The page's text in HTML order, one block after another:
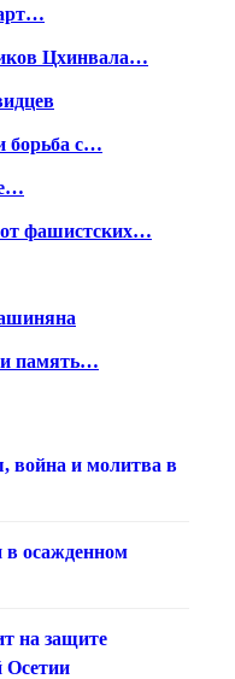
Цхинвала…
борьба с…
от фашистских…
память…
война и молитва в
в осажденном
на защите
Осетии